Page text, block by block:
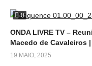
0
ONDA LIVRE TV –
Macedo de Cavaleiros |
19 MAIO, 2025